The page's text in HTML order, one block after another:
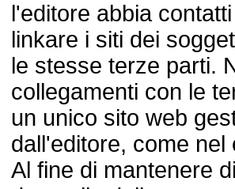
l'editore abbia
linkare i siti dei
le stesse terze parti.
collegamenti con le
un unico sito web
dall'editore, come
Al fine di mantenere